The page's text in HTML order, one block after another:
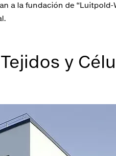
a la fundación de “Luitpold-
y